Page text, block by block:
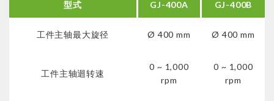
型式 GJ-400A GJ-400B
工件主轴最大旋径 Ø 400 mm Ø 400 mm
工件主轴迴转速
0 ~ 1,000
rpm
0 ~ 1,000
rpm